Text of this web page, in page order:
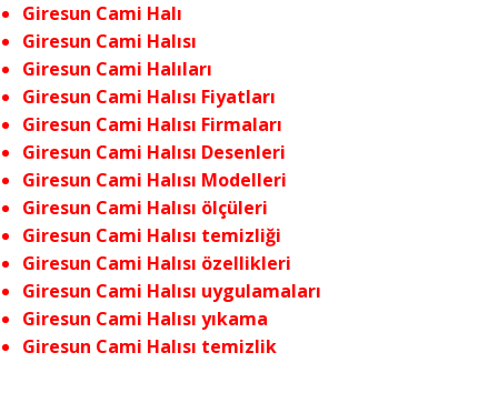
Giresun Cami Halı
Giresun Cami Halısı
Giresun Cami Halıları
Giresun Cami Halısı Fiyatları
Giresun Cami Halısı Firmaları
Giresun Cami Halısı Desenleri
Giresun Cami Halısı Modelleri
Giresun Cami Halısı ölçüleri
Giresun Cami Halısı temizliği
Giresun Cami Halısı özellikleri
Giresun Cami Halısı uygulamaları
Giresun Cami Halısı yıkama
Giresun Cami Halısı temizlik